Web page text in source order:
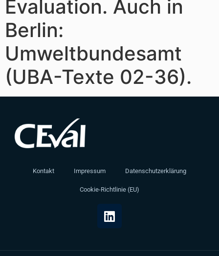
Evaluation. Auch in
Berlin:
Umweltbundesamt
(UBA-Texte 02-36).
Kontakt Impressum Datenschutzerklärung
Cookie-Richtlinie (EU)